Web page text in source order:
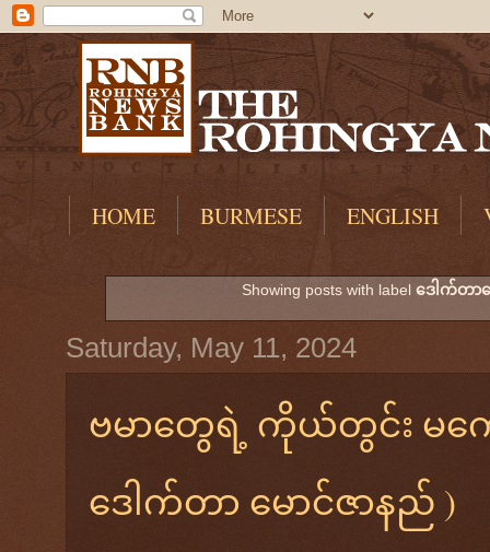
HOME BURMESE ENGLISH
Showing posts with labelဒေါက်တာ
Saturday, May 11, 2024
ဗမာတွေရဲ့ ကိုယ်တွင်း မကော
ဒေါက်တာ မောင်ဇာနည် )